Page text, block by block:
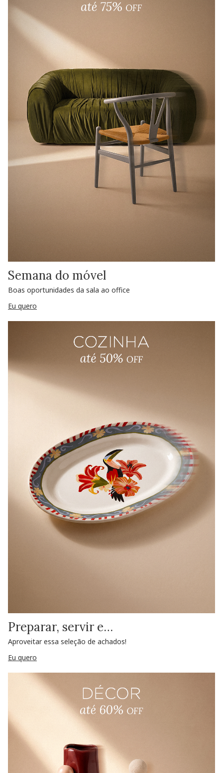
Semana do móvel
Boas oportunidades da sala ao office
Eu quero
Preparar, servir e…
Aproveitar essa seleção de achados!
Eu quero